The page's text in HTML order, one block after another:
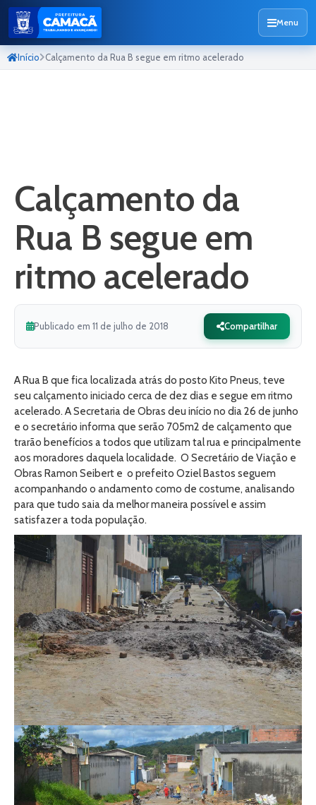
Menu
Início Calçamento da Rua B segue em ritmo acelerado
Calçamento da
Rua B segue em
ritmo acelerado
Publicado em 11 de julho de 2018 Compartilhar
A Rua B que fica localizada atrás do posto Kito Pneus, teve
seu calçamento iniciado cerca de dez dias e segue em ritmo
acelerado. A Secretaria de Obras deu início no dia 26 de junho
e o secretário informa que serão 705m2 de calçamento que
trarão benefícios a todos que utilizam tal rua e principalmente
aos moradores daquela localidade. O Secretário de Viação e
Obras Ramon Seibert e o prefeito Oziel Bastos seguem
acompanhando o andamento como de costume, analisando
para que tudo saia da melhor maneira possível e assim
satisfazer a toda população.